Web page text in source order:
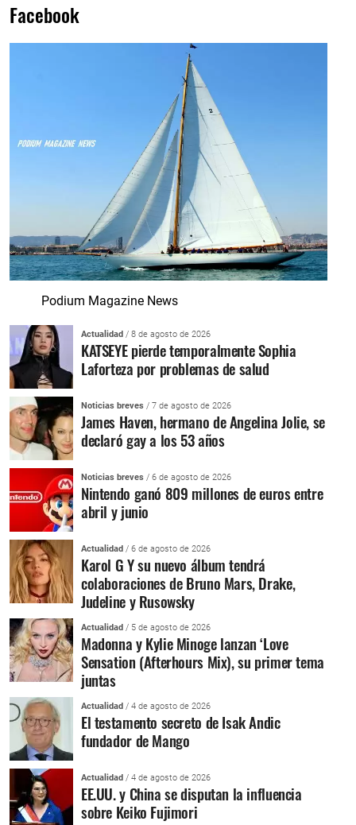
Facebook
Podium Magazine News
Actualidad / 8 de agosto de 2026
KATSEYE pierde temporalmente Sophia
Laforteza por problemas de salud
Noticias breves / 7 de agosto de 2026
James Haven, hermano de Angelina Jolie, se
declaró gay a los 53 años
Noticias breves / 6 de agosto de 2026
Nintendo ganó 809 millones de euros entre
abril y junio
Actualidad / 6 de agosto de 2026
Karol G Y su nuevo álbum tendrá
colaboraciones de Bruno Mars, Drake,
Judeline y Rusowsky
Actualidad / 5 de agosto de 2026
Madonna y Kylie Minoge lanzan ‘Love
Sensation (Afterhours Mix), su primer tema
juntas
Actualidad / 4 de agosto de 2026
El testamento secreto de Isak Andic
fundador de Mango
Actualidad / 4 de agosto de 2026
EE.UU. y China se disputan la influencia
sobre Keiko Fujimori